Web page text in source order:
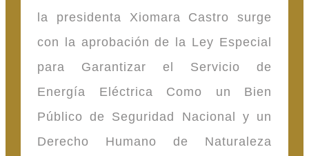
la presidenta Xiomara Castro surge
con la aprobación de la Ley Especial
para Garantizar el Servicio de
Energía Eléctrica Como un Bien
Público de Seguridad Nacional y un
Derecho Humano de Naturaleza